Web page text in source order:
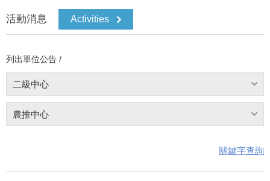
活動消息 Activities
列出單位公告 /
二級中心
農推中心
關鍵字查詢